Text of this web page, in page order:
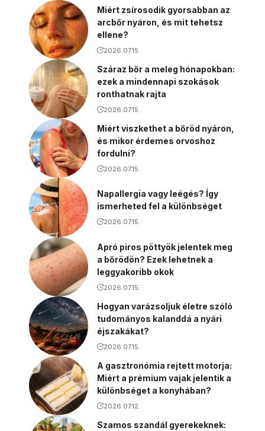
Miért zsírosodik gyorsabban az
arcbőr nyáron, és mit tehetsz
ellene?
2026.07.15.
Száraz bőr a meleg hónapokban:
ezek a mindennapi szokások
ronthatnak rajta
2026.07.15.
Miért viszkethet a bőröd nyáron,
és mikor érdemes orvoshoz
fordulni?
2026.07.15.
Napallergia vagy leégés? Így
ismerheted fel a különbséget
2026.07.15.
Apró piros pöttyök jelentek meg
a bőrödön? Ezek lehetnek a
leggyakoribb okok
2026.07.15.
Hogyan varázsoljuk életre szóló
tudományos kalanddá a nyári
éjszakákat?
2026.07.15.
A gasztronómia rejtett motorja:
Miért a prémium vajak jelentik a
különbséget a konyhában?
2026.07.12.
Szamos szandál gyerekeknek: